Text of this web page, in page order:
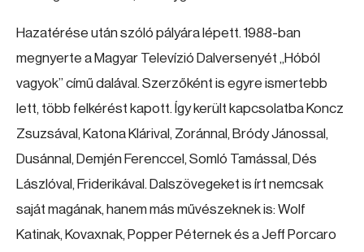
Hazatérése után szóló pályára lépett. 1988-ban
megnyerte a Magyar Televízió Dalversenyét „Hóból
vagyok” című dalával. Szerzőként is egyre ismertebb
lett, több felkérést kapott. Így került kapcsolatba Koncz
Zsuzsával, Katona Klárival, Zoránnal, Bródy Jánossal,
Dusánnal, Demjén Ferenccel, Somló Tamással, Dés
Lászlóval, Friderikával. Dalszövegeket is írt nemcsak
saját magának, hanem más művészeknek is: Wolf
Katinak, Kovaxnak, Popper Péternek és a Jeff Porcaro